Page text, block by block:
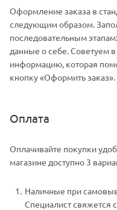
Оформление заказа в
следующим образом.
последовательным
данные о себе. Советуем
информацию, которая
кнопку «Оформить заказ».
Оплата
Оплачивайте покупки
магазине доступно 3
Наличные при
Специалист свяжется